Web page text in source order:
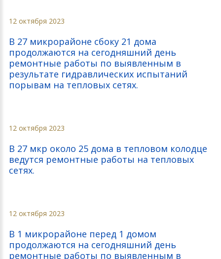
12 октября 2023
В 27 микрорайоне сбоку 21 дома
продолжаются на сегодняшний день
ремонтные работы по выявленным в
результате гидравлических испытаний
порывам на тепловых сетях.
12 октября 2023
В 27 мкр около 25 дома в тепловом колодце
ведутся ремонтные работы на тепловых
сетях.
12 октября 2023
В 1 микрорайоне перед 1 домом
продолжаются на сегодняшний день
ремонтные работы по выявленным в